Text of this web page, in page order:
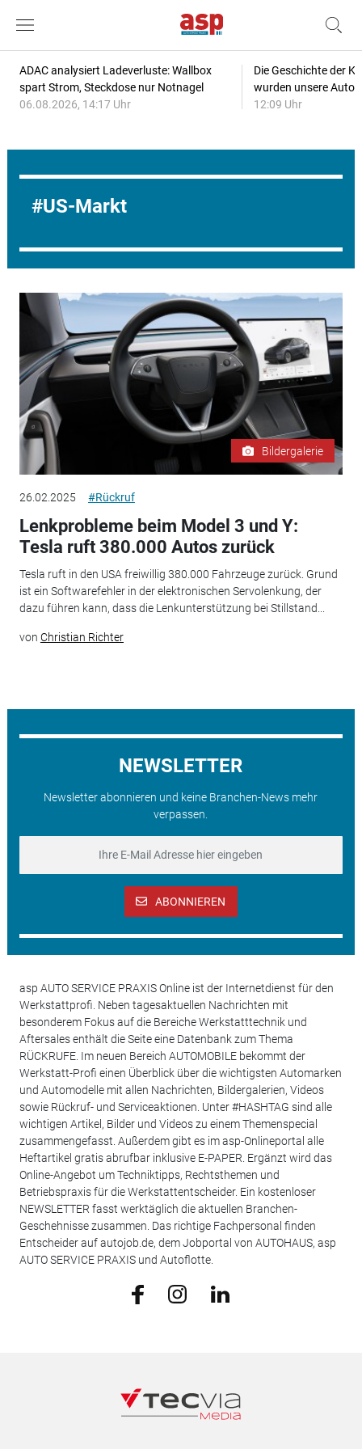
ADAC analysiert Ladeverluste: Wallbox
spart Strom, Steckdose nur Notnagel
06.08.2026, 14:17 Uhr
Die Geschichte der
wurden unsere
12:09 Uhr
US-Markt
Bildergalerie
26.02.2025 #Rückruf
Lenkprobleme beim Model 3 und Y:
Tesla ruft 380.000 Autos zurück
Tesla ruft in den USA freiwillig 380.000 Fahrzeuge zurück. Grund
ist ein Softwarefehler in der elektronischen Servolenkung, der
dazu führen kann, dass die Lenkunterstützung bei Stillstand...
von Christian Richter
NEWSLETTER
Newsletter abonnieren und keine Branchen-News mehr
verpassen.
ABONNIEREN
asp AUTO SERVICE PRAXIS Online ist der Internetdienst für den
Werkstattprofi. Neben tagesaktuellen Nachrichten mit
besonderem Fokus auf die Bereiche Werkstatttechnik und
Aftersales enthält die Seite eine Datenbank zum Thema
RÜCKRUFE. Im neuen Bereich AUTOMOBILE bekommt der
Werkstatt-Profi einen Überblick über die wichtigsten Automarken
und Automodelle mit allen Nachrichten, Bildergalerien, Videos
sowie Rückruf- und Serviceaktionen. Unter #HASHTAG sind alle
wichtigen Artikel, Bilder und Videos zu einem Themenspecial
zusammengefasst. Außerdem gibt es im asp-Onlineportal alle
Heftartikel gratis abrufbar inklusive E-PAPER. Ergänzt wird das
Online-Angebot um Techniktipps, Rechtsthemen und
Betriebspraxis für die Werkstattentscheider. Ein kostenloser
NEWSLETTER fasst werktäglich die aktuellen Branchen-
Geschehnisse zusammen. Das richtige Fachpersonal finden
Entscheider auf autojob.de, dem Jobportal von AUTOHAUS, asp
AUTO SERVICE PRAXIS und Autoflotte.